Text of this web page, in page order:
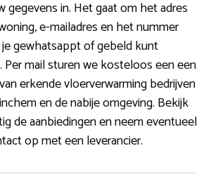
gegevens in. Het gaat om het adres
e-mailadres en het nummer
gewhatsappt of gebeld kunt
Per mail sturen we kosteloos een een
erkende vloerverwarming bedrijven
en de nabije omgeving. Bekijk
de aanbiedingen en neem eventueel
op met een leverancier.